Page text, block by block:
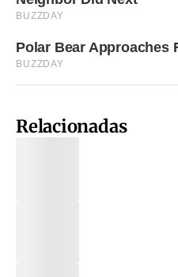
Relacionadas